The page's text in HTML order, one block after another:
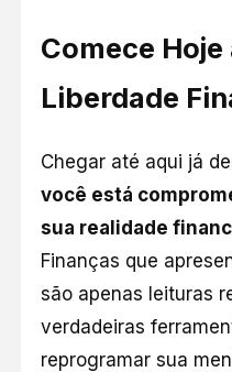
Comece
Liberdade
Chegar até aqui já
você está
sua realidade
Finanças que
são apenas leituras
verdadeiras
reprogramar sua